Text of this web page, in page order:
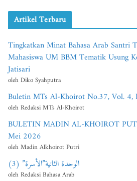
Artikel Terbaru
Tingkatkan Minat Bahasa Arab Santri
Mahasiswa UM BBM Tematik Usung
Jatisari
oleh Diko Syahputra
Buletin MTs Al-Khoirot No.37, Vol.
oleh Redaksi MTs Al-Khoirot
BULETIN MADIN AL-KHOIROT
Mei 2026
oleh Madin Alkhoirot Putri
الوحدة الثانية”الأسرة” (3)
oleh Redaksi Bahasa Arab